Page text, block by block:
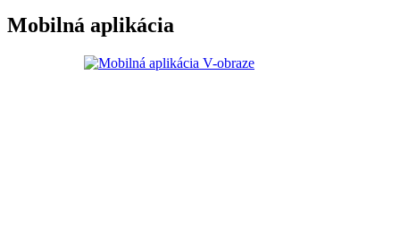
Mobilná aplikácia